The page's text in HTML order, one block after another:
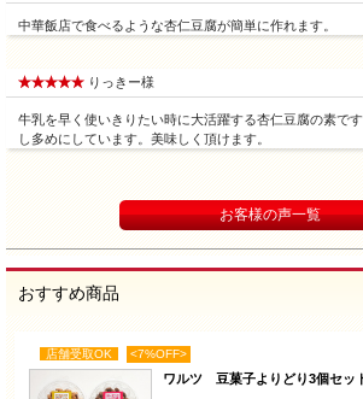
中華飯店で食べるような杏仁豆腐が簡単に作れます。
りっきー様
牛乳を早く使いきりたい時に大活躍する杏仁豆腐の素で
し多めにしています。美味しく頂けます。
お客様の声一覧
おすすめ商品
店舗受取OK <7%OFF>
ワルツ 豆菓子よりどり3個セッ